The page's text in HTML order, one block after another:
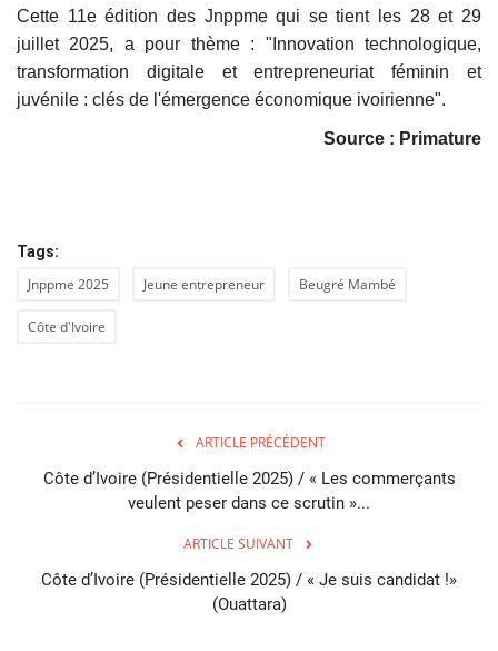
Cette 11e édition des Jnppme qui se tient les 28 et 29
juillet 2025, a pour thème : "Innovation technologique,
transformation digitale et entrepreneuriat féminin et
juvénile : clés de l'émergence économique ivoirienne".
Source : Primature
Tags:
Jnppme 2025 Jeune entrepreneur Beugré Mambé
Côte d'Ivoire
ARTICLE PRÉCÉDENT
Côte d’Ivoire (Présidentielle 2025) / « Les commerçants
veulent peser dans ce scrutin »...
ARTICLE SUIVANT
Côte d’Ivoire (Présidentielle 2025) / « Je suis candidat !»
(Ouattara)